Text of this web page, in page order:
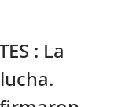
: La